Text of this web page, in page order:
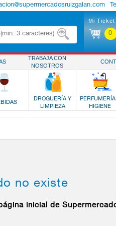
Mi Ticket
0
TRABAJA CON
NOSOTROS
DROGUERÍA Y
LIMPIEZA
HIGIENE
no existe
inicial de